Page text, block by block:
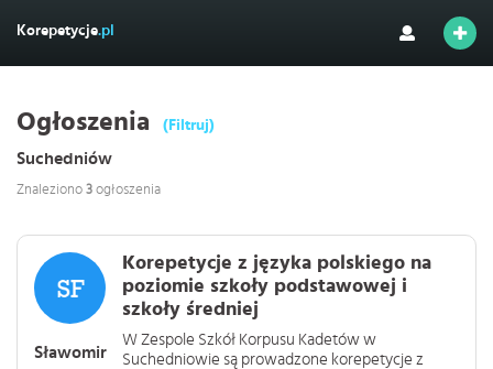
Korepetycje.pl
Ogłoszenia (Filtruj)
Suchedniów
Znaleziono 3 ogłoszenia
Sławomir
Korepetycje z języka polskiego na
poziomie szkoły podstawowej i
szkoły średniej
W Zespole Szkół Korpusu Kadetów w
Suchedniowie są prowadzone korepetycje z